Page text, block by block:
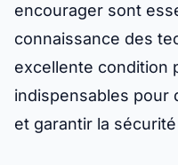
encourager sont
connaissance des
excellente condition
indispensables pour
et garantir la